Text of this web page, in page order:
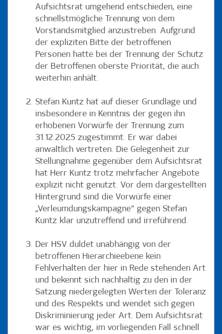
Aufsichtsrat umgehend entschieden, eine
schnellstmögliche Trennung von dem
Vorstandsmitglied anzustreben. Aufgrund
der expliziten Bitte der betroffenen
Personen hatte bei der Trennung der Schutz
der Betroffenen oberste Priorität, die auch
weiterhin anhält.
Stefan Kuntz hat auf dieser Grundlage und
insbesondere in Kenntnis der gegen ihn
erhobenen Vorwürfe der Trennung zum
31.12.2025 zugestimmt. Er war dabei
anwaltlich vertreten. Die Gelegenheit zur
Stellungnahme gegenüber dem Aufsichtsrat
hat Herr Kuntz trotz mehrfacher Angebote
explizit nicht genutzt. Vor dem dargestellten
Hintergrund sind die Vorwürfe einer
„Verleumdungskampagne“ gegen Stefan
Kuntz klar unzutreffend und irreführend.
Der HSV duldet unabhängig von der
betroffenen Hierarchieebene kein
Fehlverhalten der hier in Rede stehenden Art
und bekennt sich nachhaltig zu den in der
Satzung niedergelegten Werten der Toleranz
und des Respekts und wendet sich gegen
Diskriminierung jeder Art. Dem Aufsichtsrat
war es wichtig, im vorliegenden Fall schnell